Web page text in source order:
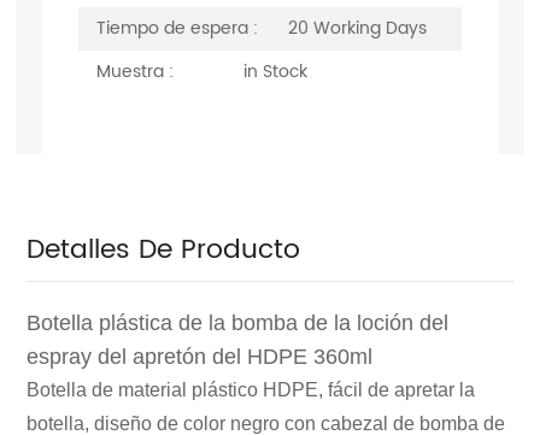
Tiempo de espera :
20 Working Days
Muestra :
in Stock
Detalles De Producto
Botella plástica de la bomba de la loción del
espray del apretón del HDPE 360ml
Botella de material plástico HDPE, fácil de apretar la
botella, diseño de color negro con cabezal de bomba de